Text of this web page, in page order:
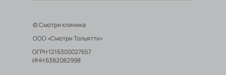
ООО «Смотри Тольятти»
© Смотри клиника
ОГРН 1216300027657
ИНН 6382082998